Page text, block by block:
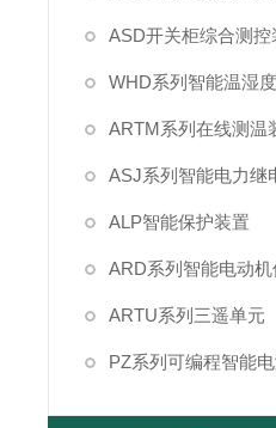
ASD开关柜综合测控
WHD系列智能温湿
ARTM系列在线测温
ASJ系列智能电力继
ALP智能保护装置
ARD系列智能电动机
ARTU系列三遥单元
PZ系列可编程智能